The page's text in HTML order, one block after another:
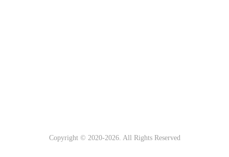
Copyright © 2020-2026. All Rights Reserved